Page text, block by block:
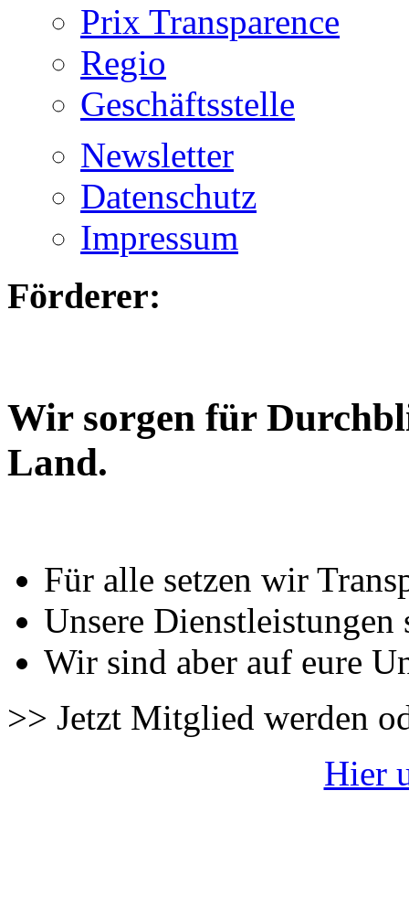
Prix Transparence
Regio
Geschäftsstelle
Newsletter
Datenschutz
Impressum
Förderer:
Wir sorgen für
Land.
Für alle setzen wir
Unsere Dienstleistungen
Wir sind aber auf eure
>> Jetzt Mitglied werden
Hier